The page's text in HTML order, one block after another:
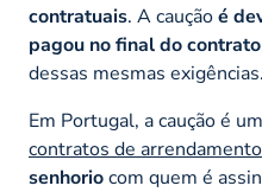
contratuais. A cauçãoé
pagou no final do contrato
dessas mesmas exigências.
Em Portugal, a caução é
contratos de arrendamento
senhoriocom quem é